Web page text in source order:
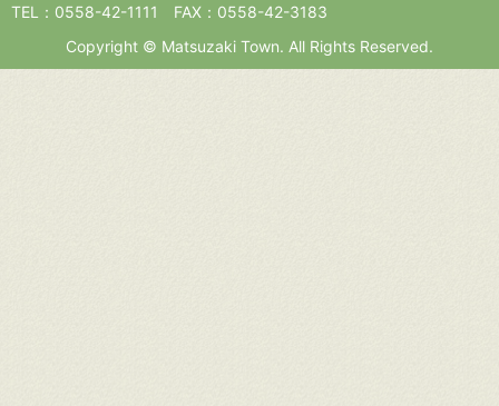
TEL：0558-42-1111
FAX：0558-42-3183
Copyright © Matsuzaki Town. All Rights Reserved.